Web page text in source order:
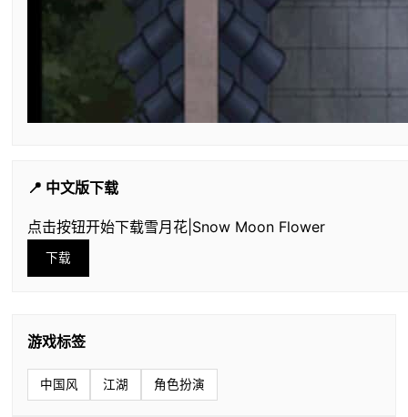
📍 中文版下载
点击按钮开始下载雪月花|Snow Moon Flower
下载
游戏标签
中国风 江湖 角色扮演